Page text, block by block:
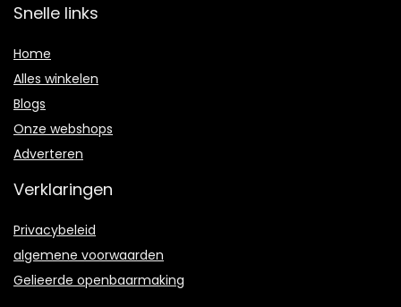
Snelle links
Home
Alles winkelen
Blogs
Onze webshops
Adverteren
Verklaringen
Privacybeleid
algemene voorwaarden
Gelieerde openbaarmaking